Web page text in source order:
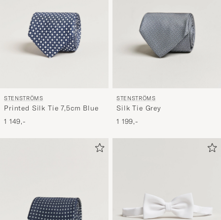
STENSTRÖMS
Printed Silk Tie 7,5cm Blue
1 149,-
STENSTRÖMS
Silk Tie Grey
1 199,-